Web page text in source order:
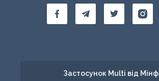
Застосунок Multi від